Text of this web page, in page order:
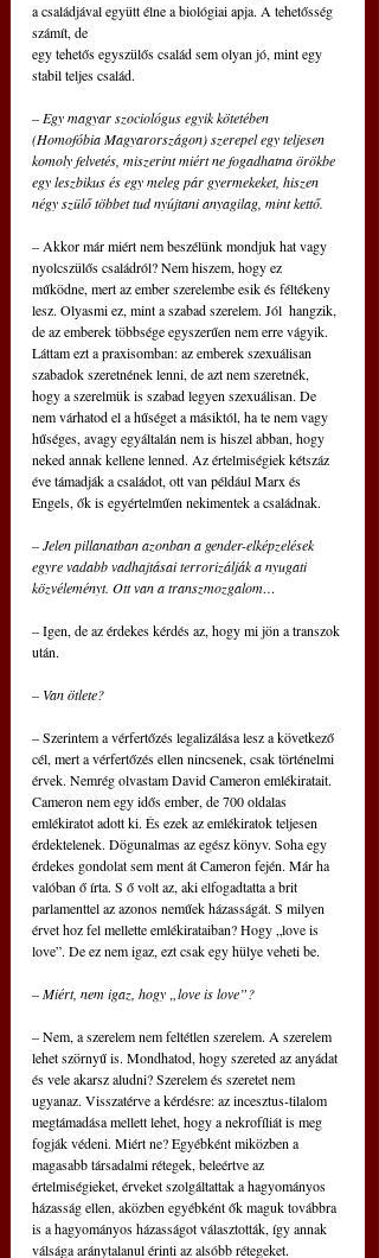
a családjával együtt élne a biológiai apja. A tehetősség
számít, de
egy tehetős egyszülős család sem olyan jó, mint egy
stabil teljes család.
– Egy magyar szociológus egyik kötetében
(Homofóbia Magyarországon) szerepel egy teljesen
komoly felvetés, miszerint miért ne fogadhatna örökbe
egy leszbikus és egy meleg pár gyermekeket, hiszen
négy szülő többet tud nyújtani anyagilag, mint kettő.
– Akkor már miért nem beszélünk mondjuk hat vagy
nyolcszülős családról? Nem hiszem, hogy ez
működne, mert az ember szerelembe esik és féltékeny
lesz. Olyasmi ez, mint a szabad szerelem. Jól  hangzik,
de az emberek többsége egyszerűen nem erre vágyik.
Láttam ezt a praxisomban: az emberek szexuálisan
szabadok szeretnének lenni, de azt nem szeretnék,
hogy a szerelmük is szabad legyen szexuálisan. De
nem várhatod el a hűséget a másiktól, ha te nem vagy
hűséges, avagy egyáltalán nem is hiszel abban, hogy
neked annak kellene lenned. Az értelmiségiek kétszáz
éve támadják a családot, ott van például Marx és
Engels, ők is egyértelműen nekimentek a családnak.
– Jelen pillanatban azonban a gender-elképzelések
egyre vadabb vadhajtásai terrorizálják a nyugati
közvéleményt. Ott van a transzmozgalom…
– Igen, de az érdekes kérdés az, hogy mi jön a transzok
után.
– Van ötlete?
– Szerintem a vérfertőzés legalizálása lesz a következő
cél, mert a vérfertőzés ellen nincsenek, csak történelmi
érvek. Nemrég olvastam David Cameron emlékiratait.
Cameron nem egy idős ember, de 700 oldalas
emlékiratot adott ki. És ezek az emlékiratok teljesen
érdektelenek. Dögunalmas az egész könyv. Soha egy
érdekes gondolat sem ment át Cameron fején. Már ha
valóban ő írta. S ő volt az, aki elfogadtatta a brit
parlamenttel az azonos neműek házasságát. S milyen
érvet hoz fel mellette emlékirataiban? Hogy „love is
love”. De ez nem igaz, ezt csak egy hülye veheti be.
– Miért, nem igaz, hogy „love is love”?
– Nem, a szerelem nem feltétlen szerelem. A szerelem
lehet szörnyű is. Mondhatod, hogy szereted az anyádat
és vele akarsz aludni? Szerelem és szeretet nem
ugyanaz. Visszatérve a kérdésre: az incesztus-tilalom
megtámadása mellett lehet, hogy a nekrofíliát is meg
fogják védeni. Miért ne? Egyébként miközben a
magasabb társadalmi rétegek, beleértve az
értelmiségieket, érveket szolgáltattak a hagyományos
házasság ellen, aközben egyébként ők maguk továbbra
is a hagyományos házasságot választották, így annak
válsága aránytalanul érinti az alsóbb rétegeket.